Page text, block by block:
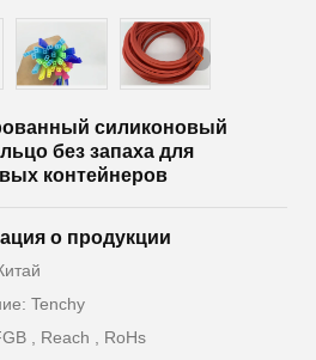
силиконовый
без запаха для
контейнеров
о продукции
Tenchy
, Reach , RoHs